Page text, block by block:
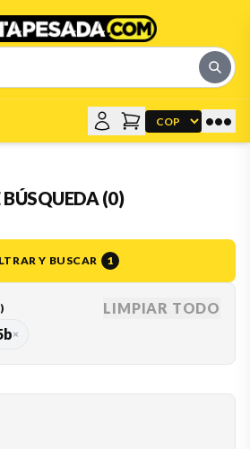
•••
BÚSQUEDA (0)
Y BUSCAR 1
)
LIMPIAR TODO
×